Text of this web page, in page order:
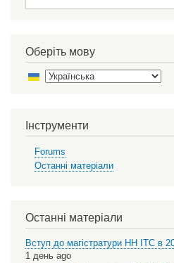
Оберіть мову
Інструменти
Forums
Останні матеріали
Останні матеріали
Вступ до магістратури НН ІТС в
1 день ago